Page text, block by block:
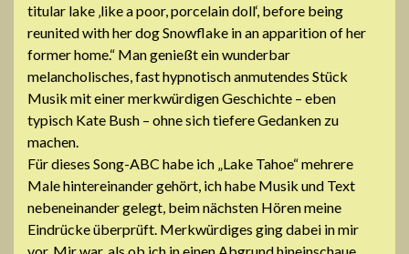
titular lake ‚like a poor, porcelain doll‘, before being
reunited with her dog Snowflake in an apparition of her
former home.“ Man genießt ein wunderbar
melancholisches, fast hypnotisch anmutendes Stück
Musik mit einer merkwürdigen Geschichte – eben
typisch Kate Bush – ohne sich tiefere Gedanken zu
machen.
Für dieses Song-ABC habe ich „Lake Tahoe“ mehrere
Male hintereinander gehört, ich habe Musik und Text
nebeneinander gelegt, beim nächsten Hören meine
Eindrücke überprüft. Merkwürdiges ging dabei in mir
vor. Mir war, als ob ich in einen Abgrund hineinschaue,